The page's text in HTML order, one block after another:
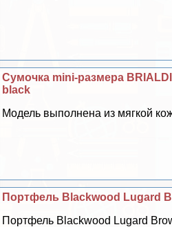
Сумочка mini-размера
black
Модель выполнена из мягкой
Портфель Blackwood Lugard
Портфель Blackwood Lugard